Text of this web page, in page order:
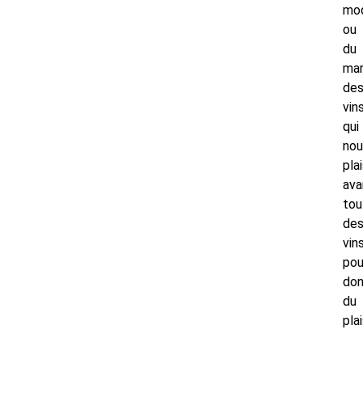
ou
du
des
qui
des
du